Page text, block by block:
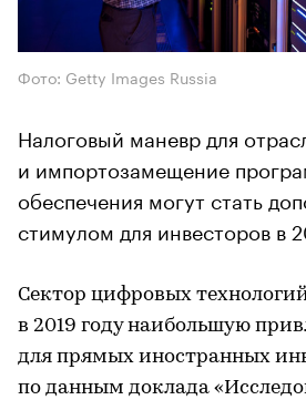
Фото: Getty Images Russia
Налоговый маневр для
и импортозамещение
обеспечения могут стать
стимулом для инвесторов в
Сектор цифровых
в 2019 году наибольшую
для прямых иностранных
по данным доклада